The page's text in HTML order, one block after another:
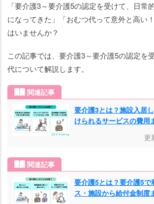
「要介護3～要介護5の認定を受けて、日常
になってきた」「おむつ代って意外と高い
はいませんか？
この記事では、要介護3～要介護5の認定を
代について解説します。
関連記事
要介護3とは？施設入居
けられるサービスの費用
更
関連記事
要介護5とは？要介護5で
ス・施設から給付金制度
ま
と
め